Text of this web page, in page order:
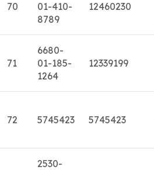
70
01-410-
8789
12460230
71
6680-
01-185-
1264
12339199
72 5745423 5745423
2530-